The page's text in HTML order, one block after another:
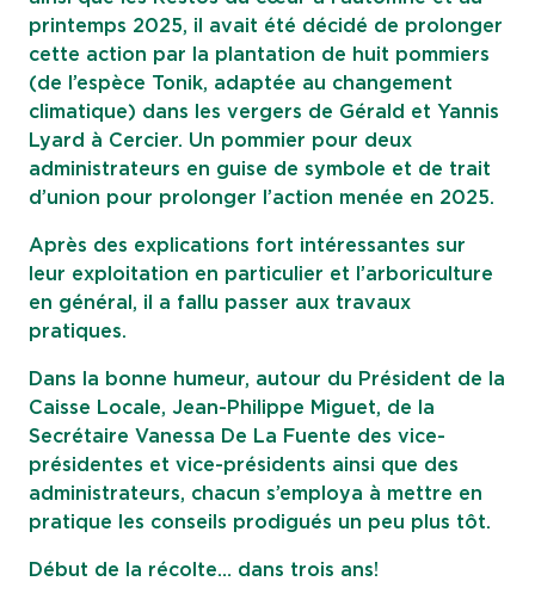
printemps 2025, il avait été décidé de prolonger
cette action par la plantation de huit pommiers
(de l’espèce Tonik, adaptée au changement
climatique) dans les vergers de Gérald et Yannis
Lyard à Cercier. Un pommier pour deux
administrateurs en guise de symbole et de trait
d’union pour prolonger l’action menée en 2025.
Après des explications fort intéressantes sur
leur exploitation en particulier et l’arboriculture
en général, il a fallu passer aux travaux
pratiques.
Dans la bonne humeur, autour du Président de la
Caisse Locale, Jean-Philippe Miguet, de la
Secrétaire Vanessa De La Fuente des vice-
présidentes et vice-présidents ainsi que des
administrateurs, chacun s’employa à mettre en
pratique les conseils prodigués un peu plus tôt.
Début de la récolte… dans trois ans!